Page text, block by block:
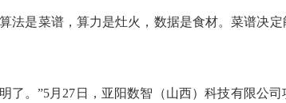
是菜谱，算力是灶火，数据是食材。菜谱决
了。”5月27日，亚阳数智（山西）科技有限公